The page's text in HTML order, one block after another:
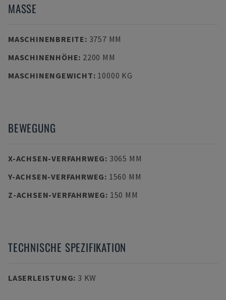
MASSE
MASCHINENBREITE: 3757 MM
MASCHINENHÖHE: 2200 MM
MASCHINENGEWICHT: 10000 KG
BEWEGUNG
X-ACHSEN-VERFAHRWEG: 3065 MM
Y-ACHSEN-VERFAHRWEG: 1560 MM
Z-ACHSEN-VERFAHRWEG: 150 MM
TECHNISCHE SPEZIFIKATION
LASERLEISTUNG: 3 KW